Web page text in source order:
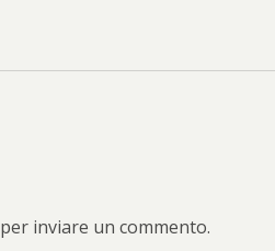
per inviare un commento.